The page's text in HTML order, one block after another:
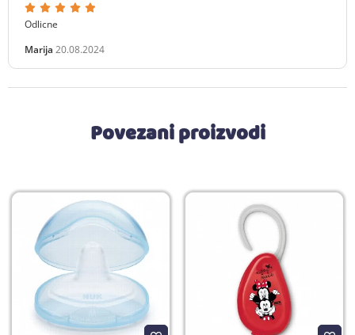
Odlicne
Marija 20.08.2024
Povezani proizvodi